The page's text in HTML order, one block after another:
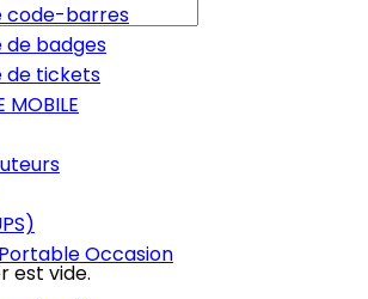
est vide.
code-barres
badges
de tickets
MOBILE
Occasion